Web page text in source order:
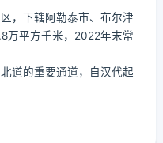
，下辖阿勒泰市、布尔津
万平方千米，2022年末常
道的重要通道，自汉代起